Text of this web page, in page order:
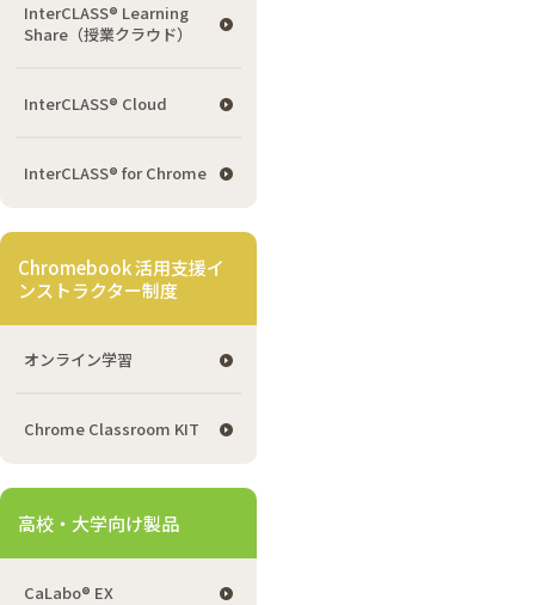
InterCLASS® Learning
Share（授業クラウド）
InterCLASS® Cloud
InterCLASS®︎ for Chrome
Chromebook 活用支援イ
ンストラクター制度
オンライン学習
Chrome Classroom KIT
高校・大学向け製品
CaLabo® EX